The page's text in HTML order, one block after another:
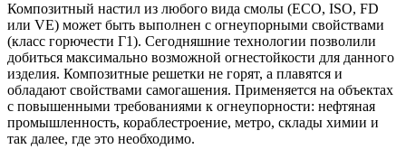
Композитный настил из любого вида смолы (ECO, ISO, FD
или VE) может быть выполнен с огнеупорными свойствами
(класс горючести Г1). Сегодняшние технологии позволили
добиться максимально возможной огнестойкости для данного
изделия. Композитные решетки не горят, а плавятся и
обладают свойствами самогашения. Применяется на объектах
с повышенными требованиями к огнеупорности: нефтяная
промышленность, кораблестроение, метро, склады химии и
так далее, где это необходимо.